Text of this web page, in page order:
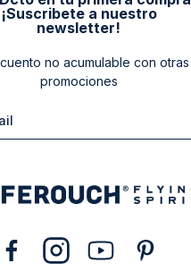
¡Suscribete a nuestro
newsletter!
no acumulable con otras
promociones